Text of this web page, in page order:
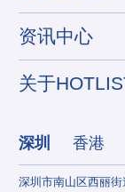
资讯中心
关于
深圳 香港
深圳市南山区西丽